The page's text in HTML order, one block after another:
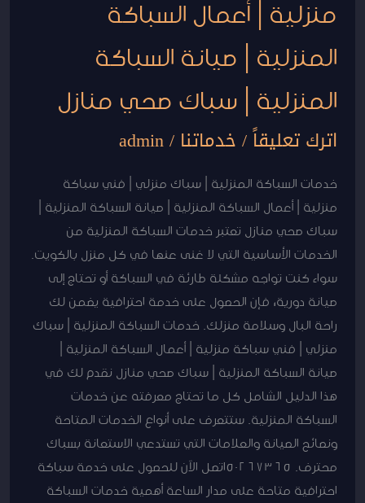
منزلية | أعمال السباكة
المنزلية | صيانة السباكة
المنزلية | سباك صحي منازل
اترك تعليقاً/خدماتنا /
admin
خدمات السباكة المنزلية | سباك منزلي | فني سباكة
منزلية | أعمال السباكة المنزلية | صيانة السباكة المنزلية |
سباك صحي منازل تعتبر خدمات السباكة المنزلية من
الخدمات الأساسية التي لا غنى عنها في كل منزل بالكويت.
سواء كنت تواجه مشكلة طارئة في السباكة أو تحتاج إلى
صيانة دورية، فإن الحصول على خدمة احترافية يضمن لك
راحة البال وسلامة منزلك. خدمات السباكة المنزلية | سباك
منزلي | فني سباكة منزلية | أعمال السباكة المنزلية |
صيانة السباكة المنزلية | سباك صحي منازل نقدم لك في
هذا الدليل الشامل كل ما تحتاج معرفته عن خدمات
السباكة المنزلية. ستتعرف على أنواع الخدمات المتاحة
ونصائح الصيانة والعلامات التي تستدعي الاستعانة بسباك
محترف. 50267365اتصل الآن للحصول على خدمة سباكة
احترافية متاحة على مدار الساعة أهمية خدمات السباكة
المنزلية
صيانة
السباكة
المنزلية
|
صحي
منازل